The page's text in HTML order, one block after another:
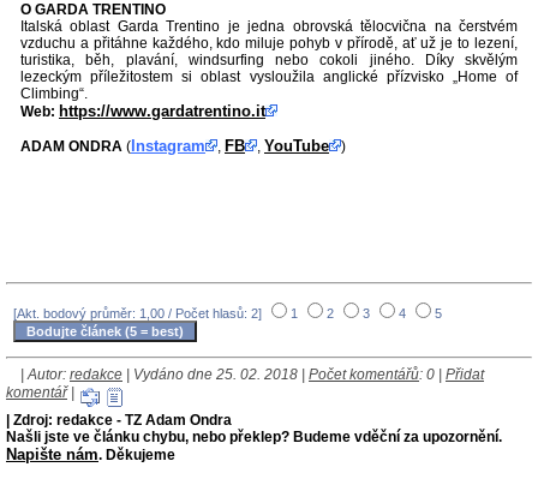
O GARDA TRENTINO
Italská oblast Garda Trentino je jedna obrovská tělocvična na čerstvém
vzduchu a přitáhne každého, kdo miluje pohyb v přírodě, ať už je to lezení,
turistika, běh, plavání, windsurfing nebo cokoli jiného. Díky skvělým
lezeckým příležitostem si oblast vysloužila anglické přízvisko „Home of
Climbing“.
Web: https://www.gardatrentino.it
ADAM ONDRA ( Instagram , FB , YouTube )
[Akt. bodový průměr: 1,00 / Počet hlasů: 2] 1 2 3 4 5
| Autor: redakce | Vydáno dne 25. 02. 2018 | Počet komentářů: 0 | Přidat
komentář|
| Zdroj: redakce - TZ Adam Ondra
Našli jste ve článku chybu, nebo překlep? Budeme vděční za upozornění.
Napište nám. Děkujeme